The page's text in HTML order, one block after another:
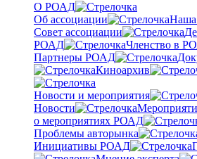
О РОАД
Об ассоциации
Наша
Совет ассоциации
РОАД
Членство в
Партнеры РОАД
Киноархив
Новости и мероприятия
Новости
о мероприятиях РОАД
Проблемы авторынка
Инициативы РОАД